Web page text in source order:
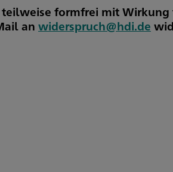
formfrei mit
an widerspruch@hdi.de